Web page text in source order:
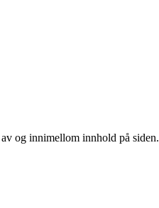
og innimellom innhold på siden.